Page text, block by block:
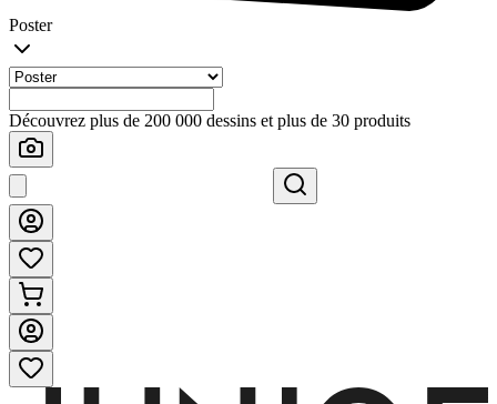
Poster
Découvrez plus de 200 000 dessins et plus de 30 produits